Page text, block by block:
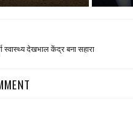
स्वास्थ्य देखभाल केंद्र बना सहारा